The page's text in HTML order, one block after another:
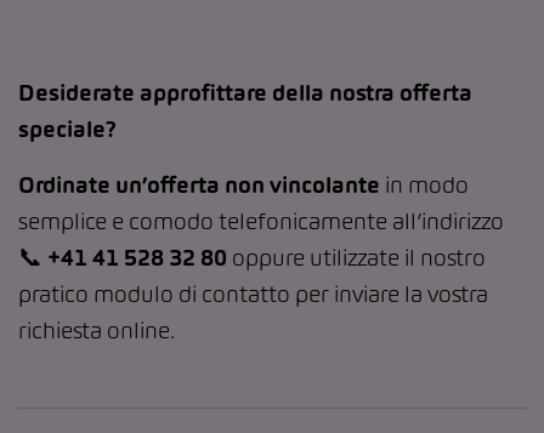
Desiderate approfittare della nostra offerta
speciale?
Ordinate un’offerta non vincolante in modo
semplice e comodo telefonicamente all’indirizzo
📞 +41 41 528 32 80 oppure utilizzate il nostro
pratico modulo di contatto per inviare la vostra
richiesta online.